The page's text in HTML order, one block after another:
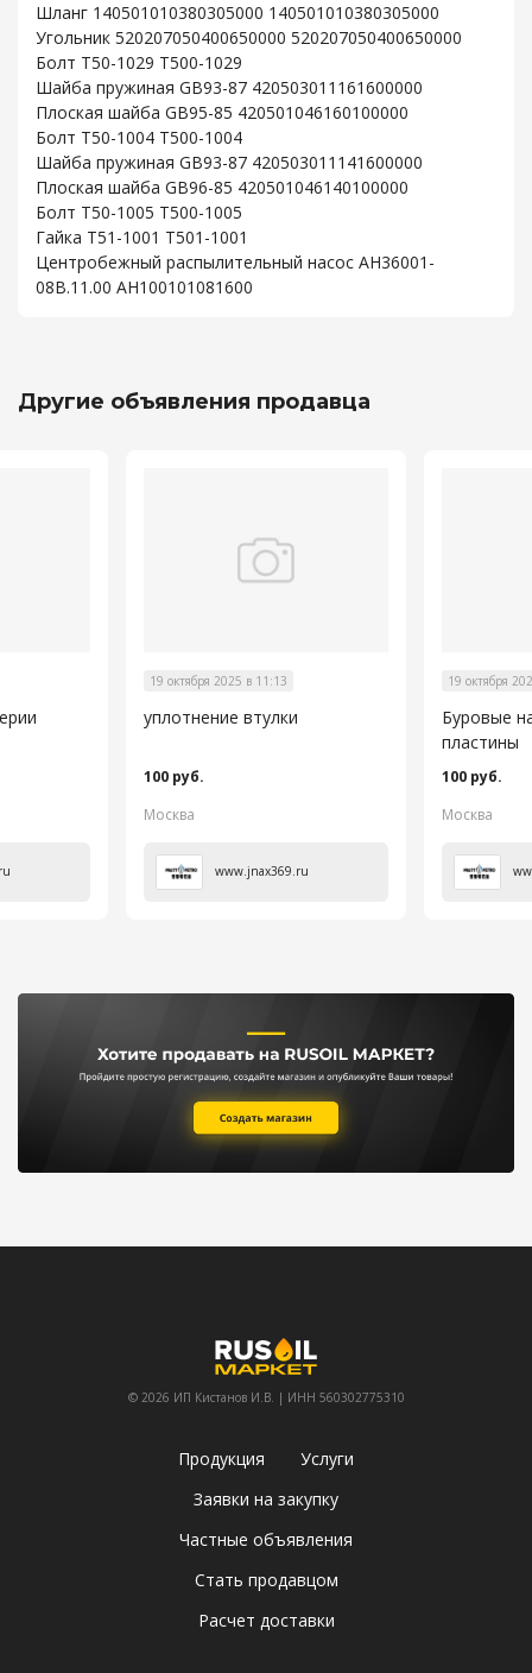
Шланг 140501010380305000 140501010380305000
Угольник 520207050400650000 520207050400650000
Болт T50-1029 T500-1029
Шайба пружиная GB93-87 420503011161600000
Плоская шайба GB95-85 420501046160100000
Болт T50-1004 T500-1004
Шайба пружиная GB93-87 420503011141600000
Плоская шайба GB96-85 420501046140100000
Болт T50-1005 T500-1005
Гайка T51-1001 T501-1001
Центробежный распылительный насос AH36001-
08B.11.00 AH100101081600
Другие объявления продавца
19 октября 2025 в 11:13
уплотнение втулки
100 руб.
Москва
www.jnax369.ru
19 октября
Буровые
пластины
100 руб.
Москва
© 2026 ИП Кистанов И.В. | ИНН 560302775310
Продукция
Услуги
Заявки на закупку
Частные объявления
Стать продавцом
Расчет доставки